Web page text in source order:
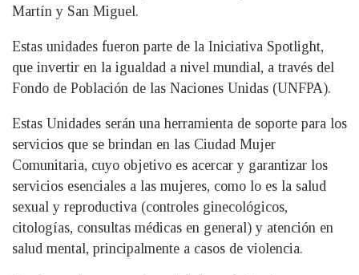
Martín y San Miguel.
Estas unidades fueron parte de la Iniciativa Spotlight,
que invertir en la igualdad a nivel mundial, a través del
Fondo de Población de las Naciones Unidas (UNFPA).
Estas Unidades serán una herramienta de soporte para los
servicios que se brindan en las Ciudad Mujer
Comunitaria, cuyo objetivo es acercar y garantizar los
servicios esenciales a las mujeres, como lo es la salud
sexual y reproductiva (controles ginecológicos,
citologías, consultas médicas en general) y atención en
salud mental, principalmente a casos de violencia.